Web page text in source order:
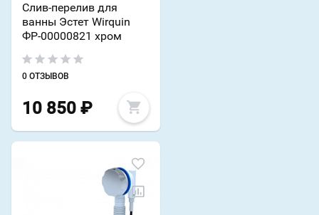
Слив-перелив для
ванны Эстет Wirquin
ФР-00000821 хром
0 ОТЗЫВОВ
10 850 ₽